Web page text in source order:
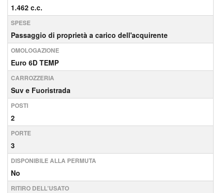
1.462 c.c.
SPESE
Passaggio di proprietà a carico dell'acquirente
OMOLOGAZIONE
Euro 6D TEMP
CARROZZERIA
Suv e Fuoristrada
POSTI
2
PORTE
3
DISPONIBILE ALLA PERMUTA
No
RITIRO DELL'USATO